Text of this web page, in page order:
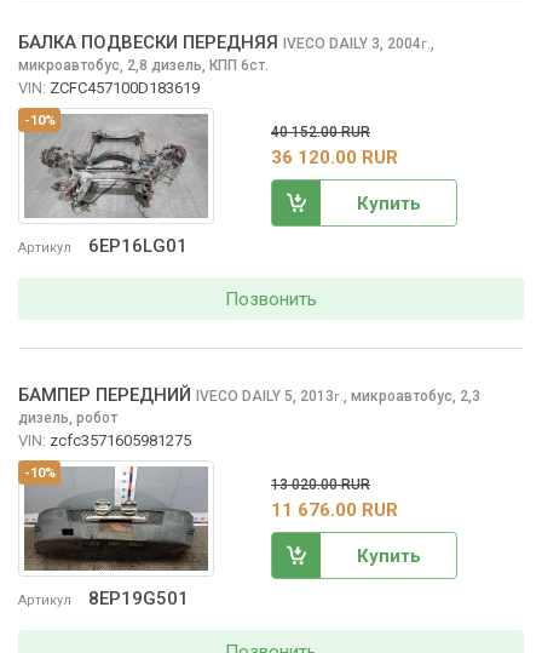
-10%
Артикул 6EP16LG01
БАЛКА ПОДВЕСКИ ПЕРЕДНЯЯ IVECO DAILY 3, 2004г.
микроавтобус, 2,8 дизель, КПП 6ст.
VIN: ZCFC457100D183619
40 152.00 RUR
36 120.00 RUR
Купить
Позвонить
-10%
Артикул 8EP19G501
БАМПЕР ПЕРЕДНИЙ IVECO DAILY 5, 2013г. микроавтобус, 2,3
дизель, робот
VIN: zcfc3571605981275
13 020.00 RUR
11 676.00 RUR
Купить